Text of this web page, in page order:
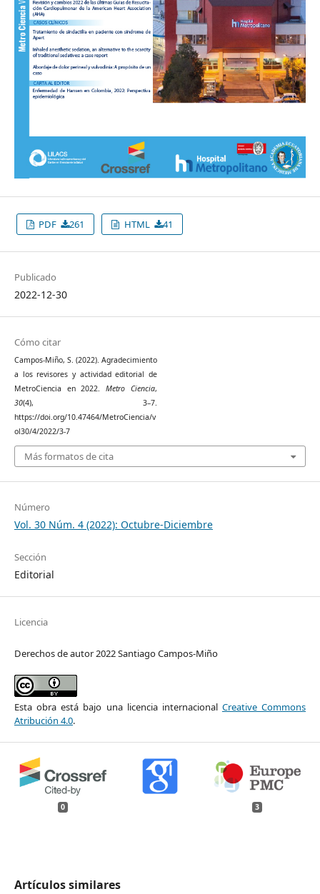
PDF 261 HTML 41
Publicado
2022-12-30
Cómo citar
Campos-Miño, S. (2022). Agradecimiento
a los revisores y actividad editorial de
MetroCiencia en 2022.Metro Ciencia,
30(4), 3–7.
https://doi.org/10.47464/MetroCiencia/v
ol30/4/2022/3-7
Más formatos de cita
Número
Vol. 30 Núm. 4 (2022): Octubre-Diciembre
Sección
Editorial
Licencia
Derechos de autor 2022 Santiago Campos-Miño
Esta obra está bajo una licencia internacional Creative Commons
Atribución 4.0.
0 3
Artículos similares